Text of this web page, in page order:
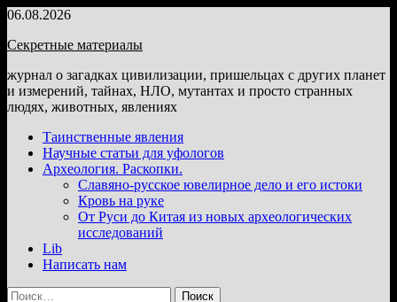
Перейти
содержимому
06.08.2026
Секретные материалы
журнал о загадках цивилизации, пришельцах с других планет
и измерений, тайнах, НЛО, мутантах и просто странных
людях, животных, явлениях
Таинственные явления
Научные статьи для уфологов
Археология. Раскопки.
Славяно-русское ювелирное дело и его истоки
Кровь на руке
От Руси до Китая из новых археологических
исследований
Lib
Написать нам
Найти: